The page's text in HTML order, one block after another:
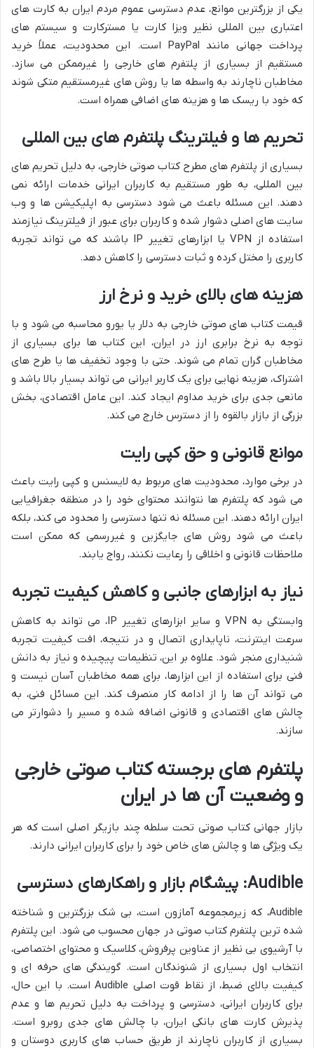
یکی از بزرگترین موانع، عدم دسترسی عموم مردم ایران به کارت های
اعتباری بین المللی نظیر ویزا کارت یا مسترکارت و سیستم های
پرداخت جهانی مانند PayPal است. این محدودیت، عملاً خرید
مستقیم از بسیاری از پلتفرم های خارجی را غیرممکن می سازد.
مخاطبان ناچارند به واسطه ها یا روش های غیرمستقیم متکی شوند
که خود با ریسک ها و هزینه های اضافی همراه است.
تحریم ها و فیلترینگ پلتفرم های بین المللی
بسیاری از پلتفرم های مطرح کتاب صوتی خارجی، به دلیل تحریم های
بین المللی، به طور مستقیم به کاربران ایرانی خدمات ارائه نمی
دهند. این مسئله باعث می شود دسترسی به اپلیکیشن ها و وب
سایت های اصلی دشوار شده و کاربران برای عبور از فیلترینگ نیازمند
استفاده از VPN یا ابزارهای تغییر IP باشند که می تواند تجربه
کاربری را مختل کرده و ثبات دسترسی را کاهش دهد.
هزینه های بالای خرید و نرخ ارز
قیمت کتاب های صوتی خارجی به دلار یا یورو محاسبه می شود و با
توجه به نرخ برابری ارز در ایران، این کتاب ها برای بسیاری از
مخاطبان گران تمام می شوند. حتی با وجود تخفیف ها یا طرح های
اشتراک، هزینه نهایی برای یک کاربر ایرانی می تواند بسیار بالا باشد و
مانعی جدی برای خرید مداوم ایجاد کند. این عامل اقتصادی، بخش
بزرگی از بازار بالقوه را از دسترس خارج می کند.
موانع قانونی و حق کپی رایت
در برخی موارد، محدودیت های مربوط به لایسنس و کپی رایت باعث
می شود که پلتفرم ها نتوانند محتوای خود را در منطقه جغرافیایی
ایران ارائه دهند. این مسئله نه تنها دسترسی را محدود می کند، بلکه
باعث می شود روش های جایگزین و غیررسمی که ممکن است
ملاحظات قانونی و اخلاقی را رعایت نکنند، رواج یابند.
نیاز به ابزارهای جانبی و کاهش کیفیت تجربه
وابستگی به VPN و سایر ابزارهای تغییر IP، می تواند به کاهش
سرعت اینترنت، ناپایداری اتصال و در نتیجه، افت کیفیت تجربه
شنیداری منجر شود. علاوه بر این، تنظیمات پیچیده و نیاز به دانش
فنی برای استفاده از این ابزارها، برای همه مخاطبان آسان نیست و
می تواند آن ها را از ادامه کار منصرف کند. این مسائل فنی، به
چالش های اقتصادی و قانونی اضافه شده و مسیر را دشوارتر می
سازند.
پلتفرم های برجسته کتاب صوتی خارجی
و وضعیت آن ها در ایران
بازار جهانی کتاب صوتی تحت سلطه چند بازیگر اصلی است که هر
یک ویژگی ها و چالش های خاص خود را برای کاربران ایرانی دارند.
Audible: پیشگام بازار و راهکارهای دسترسی
Audible، که زیرمجموعه آمازون است، بی شک بزرگترین و شناخته
شده ترین پلتفرم کتاب صوتی در جهان محسوب می شود. این پلتفرم
با آرشیوی بی نظیر از عناوین پرفروش، کلاسیک و محتوای اختصاصی،
انتخاب اول بسیاری از شنوندگان است. گویندگی های حرفه ای و
کیفیت بالای ضبط، از نقاط قوت اصلی Audible است. با این حال،
برای کاربران ایرانی، دسترسی و پرداخت به دلیل تحریم ها و عدم
پذیرش کارت های بانکی ایران، با چالش های جدی روبرو است.
بسیاری از کاربران ناچارند از طریق حساب های کاربری دوستان و